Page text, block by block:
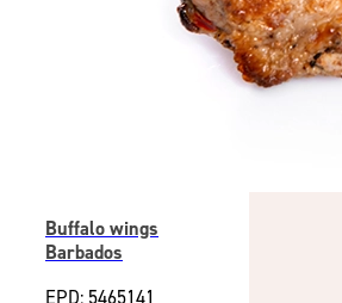
Buffalo wings
Barbados
EPD: 5465141